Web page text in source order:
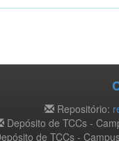
Repositório:
Depósito de TCCs -
de TCCs -